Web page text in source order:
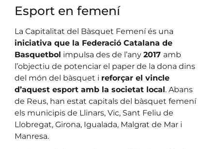
Esport en femení
La Capitalitat del Bàsquet Femení és una
iniciativa que la Federació Catalana de
Basquetbol impulsa des de l’any 2017 amb
l’objectiu de potenciar el paper de la dona dins
del món del bàsquet i reforçar el vincle
d’aquest esport amb la societat local. Abans
de Reus, han estat capitals del bàsquet femení
els municipis de Llinars, Vic, Sant Feliu de
Llobregat, Girona, Igualada, Malgrat de Mar i
Manresa.